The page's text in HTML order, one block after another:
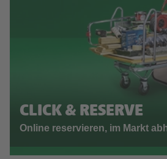
CLICK & RESERVE
Online reservieren, im Markt